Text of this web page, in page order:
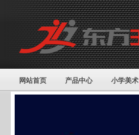
网站首页 产品中心 小学美术